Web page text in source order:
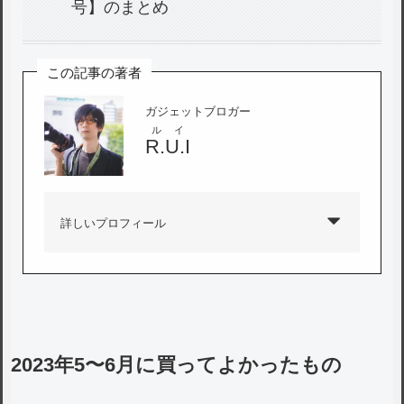
号】のまとめ
この記事の著者
ガジェットブロガー
R.U.I
ルイ
詳しいプロフィール
2023年5〜6月に買ってよかったもの